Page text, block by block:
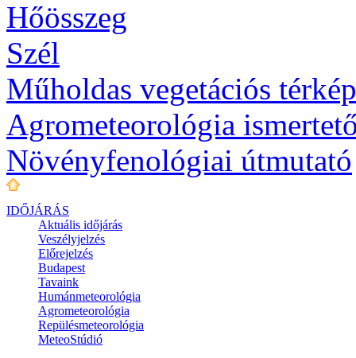
Hőösszeg
Szél
Műholdas vegetációs
Agrometeorológia
Növényfenológiai útmutató
IDŐJÁRÁS
Aktuális időjárás
Veszélyjelzés
Előrejelzés
Budapest
Tavaink
Humánmeteorológia
Agrometeorológia
Repülésmeteorológia
MeteoStúdió